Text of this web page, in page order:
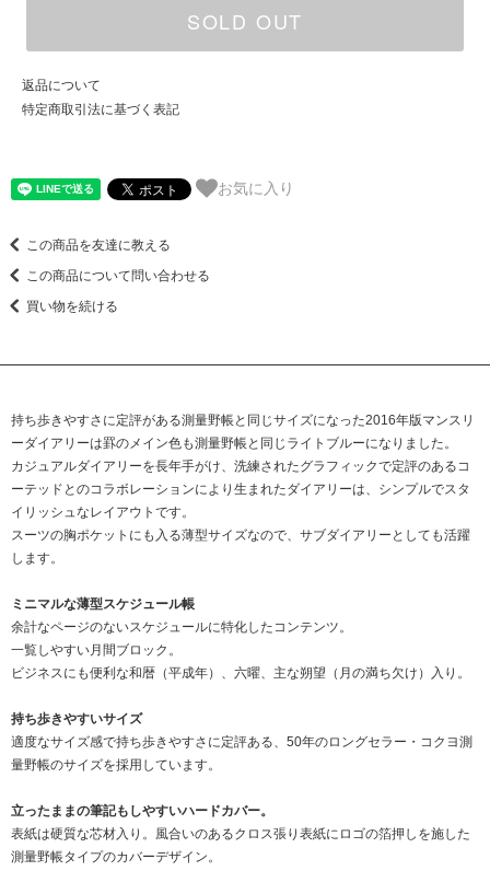
SOLD OUT
返品について
特定商取引法に基づく表記
お気に入り
この商品を友達に教える
この商品について問い合わせる
買い物を続ける
持ち歩きやすさに定評がある測量野帳と同じサイズになった2016年版マンスリ
ーダイアリーは罫のメイン色も測量野帳と同じライトブルーになりました。
カジュアルダイアリーを長年手がけ、洗練されたグラフィックで定評のあるコ
ーテッドとのコラボレーションにより生まれたダイアリーは、シンプルでスタ
イリッシュなレイアウトです。
スーツの胸ポケットにも入る薄型サイズなので、サブダイアリーとしても活躍
します。
ミニマルな薄型スケジュール帳
余計なページのないスケジュールに特化したコンテンツ。
一覧しやすい月間ブロック。
ビジネスにも便利な和暦（平成年）、六曜、主な朔望（月の満ち欠け）入り。
持ち歩きやすいサイズ
適度なサイズ感で持ち歩きやすさに定評ある、50年のロングセラー・コクヨ測
量野帳のサイズを採用しています。
立ったままの筆記もしやすいハードカバー。
表紙は硬質な芯材入り。風合いのあるクロス張り表紙にロゴの箔押しを施した
測量野帳タイプのカバーデザイン。